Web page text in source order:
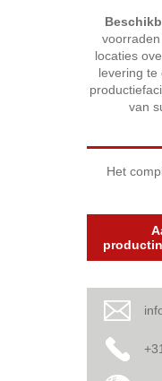
locaties
levering te
van
Het